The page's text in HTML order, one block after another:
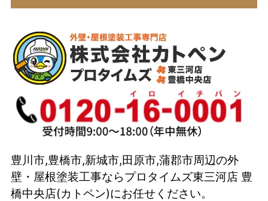
会社概要
代表取締役 加藤宜久よりご挨拶
イベント
選ばれている理由とは？
カトペンの技術力
当店の強み
豊川市,豊橋市,新城市,田原市,蒲郡市周辺の外
壁・屋根塗装工事ならプロタイムズ東三河店 豊
橋中央店(カトペン)にお任せください。